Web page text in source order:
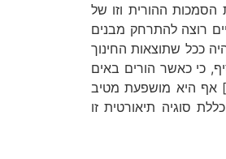
ההורית וזו של
רוצה להתרחק מבנים
ככל שתוצאות החינוך
כי כאשר הורים באים
אף היא מושפעת מטיב
סוגיה תיאורטית זו